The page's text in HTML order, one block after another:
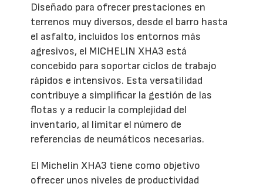
Diseñado para ofrecer prestaciones en
terrenos muy diversos, desde el barro hasta
el asfalto, incluidos los entornos más
agresivos, el MICHELIN XHA3 está
concebido para soportar ciclos de trabajo
rápidos e intensivos. Esta versatilidad
contribuye a simplificar la gestión de las
flotas y a reducir la complejidad del
inventario, al limitar el número de
referencias de neumáticos necesarias.
El Michelin XHA3 tiene como objetivo
ofrecer unos niveles de productividad